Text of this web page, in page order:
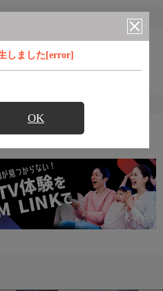
しました[error]
OK